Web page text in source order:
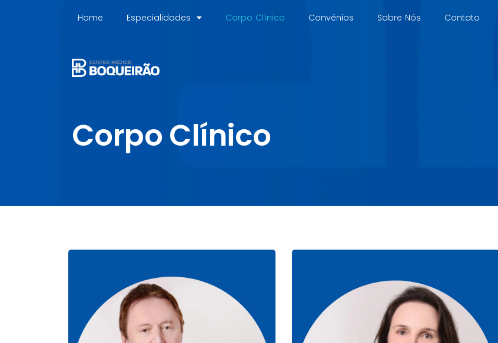
Home Especialidades Corpo Clínico Convênios Sobre Nós Contato
Corpo Clínico